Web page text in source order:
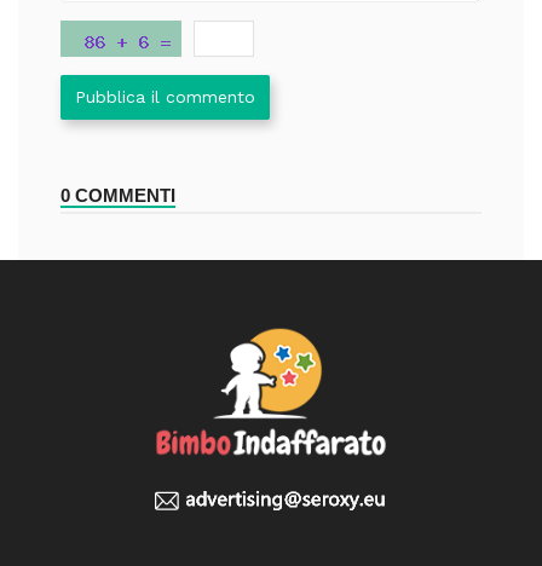
Pubblica il commento
0 COMMENTI